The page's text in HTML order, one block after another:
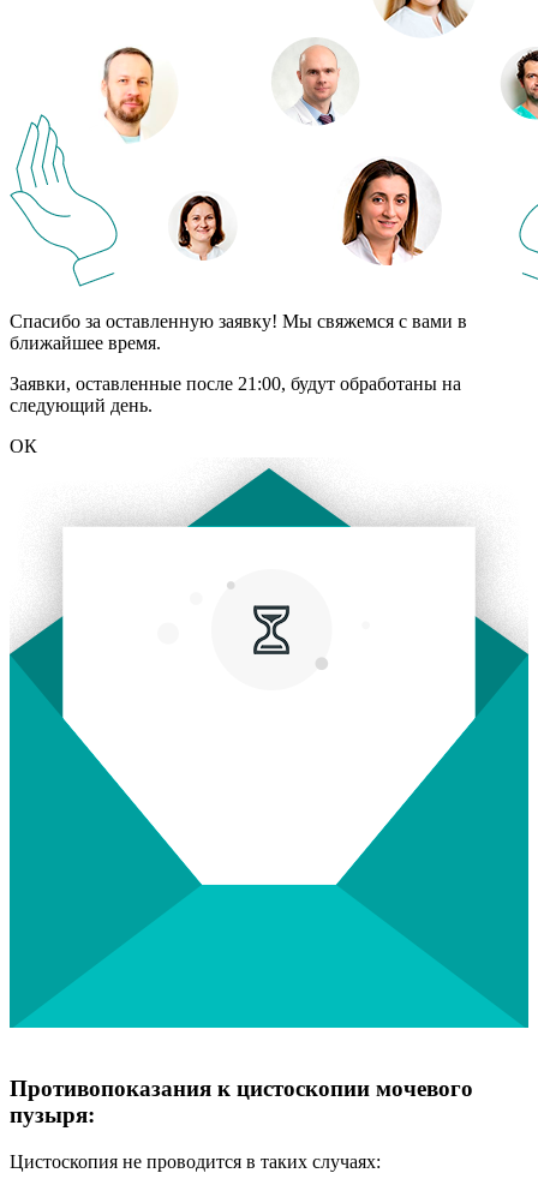
Спасибо за оставленную заявку! Мы свяжемся с вами в
ближайшее время.
Заявки, оставленные после 21:00, будут обработаны на
следующий день.
ОК
Противопоказания к цистоскопии мочевого
пузыря:
Цистоскопия не проводится в таких случаях: